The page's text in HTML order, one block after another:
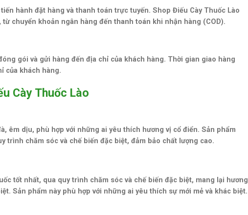
hành đặt hàng và thanh toán trực tuyến. Shop Điếu Cày Thuốc Lào
chuyển khoản ngân hàng đến thanh toán khi nhận hàng (COD).
gói và gửi hàng đến địa chỉ của khách hàng. Thời gian giao hàng
của khách hàng.
Cày Thuốc Lào
êm dịu, phù hợp với những ai yêu thích hương vị cổ điển. Sản phẩm
trình chăm sóc và chế biến đặc biệt, đảm bảo chất lượng cao.
tốt nhất, qua quy trình chăm sóc và chế biến đặc biệt, mang lại hương
Sản phẩm này phù hợp với những ai yêu thích sự mới mẻ và khác biệt.